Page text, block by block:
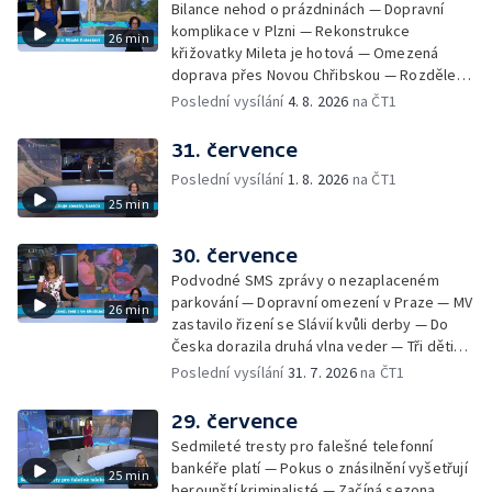
Ocenění pro řidiče za záchranu ženy —
Skončily lhůty pro podání volebních listin —
Tři případy utonutí na jihu Čech — Na řece
Orlici nelze plout kvůli demolici mostu —
Čištění Karlova mostu — Porušování pravidel
borůvek na Šumavě — Revitalizovaný rybník
bez vody — Ruční výroba mozaiky pro
liberecký bazén
26 min
Bilance nehod o prázdninách — Dopravní
komplikace v Plzni — Rekonstrukce
křižovatky Mileta je hotová — Omezená
doprava přes Novou Chřibskou — Rozdělení
peněz ušetřených za rekultivace — Světový
Příbramsku hořel les — Na Novoborsku
dopadli žháře — Česko se potýký s
nedostatkem vody — Ochrana organismu
Nelegání hřbitov domácích mazlíčků — Státní
zastupitelství zrušilo trestní stíhání ženy z
Teplicka, kterou policie dříve obvinila z
týrání koček — Péče o seniory jako brigáda
— Po pádu stromů prověří alej odborníci —
Tradiční neckyáda v Želivi na Pelhřimovsku —
Festival Hrady CZ poprvé na Hluboké
Poslední vysílání4. 8. 2026 na ČT1
25 min
31. července
Poslední vysílání1. 8. 2026 na ČT1
26 min
30. července
Podvodné SMS zprávy o nezaplaceném
parkování — Dopravní omezení v Praze — MV
zastavilo řizení se Slávií kvůli derby — Do
Česka dorazila druhá vlna veder — Tři děti
zůstali v rozpáleném autě — Problém s
mraženými potravinami v horku — Slavnostní
vyřazení absolventů Univerzity obrany —
Zájem o obytné vozy roste — Praha má
novou servisní loď — Vidická samoobslužná
Poslední vysílání31. 7. 2026na ČT1
25 min
29. července
Sedmileté tresty pro falešné telefonní
bankéře platí — Pokus o znásilnění vyšetřují